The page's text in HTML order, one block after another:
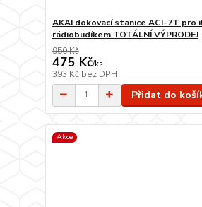
AKAI dokovací stanice ACI-7T pro
rádiobudíkem TOTÁLNÍ VÝPRODEJ
950 Kč
475 Kč/ks
393 Kč bez DPH
Přidat do
Akce